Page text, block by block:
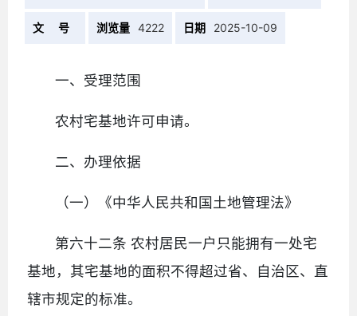
文 号 浏览量 4222 日期 2025-10-09
一、受理范围
农村宅基地许可申请。
二、办理依据
（一）《中华人民共和国土地管理法》
第六十二条 农村居民一户只能拥有一处宅
基地，其宅基地的面积不得超过省、自治区、直
辖市规定的标准。